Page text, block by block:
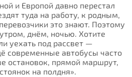
и Европой давно перестал
туда на работу, к родным,
это знают. Поэтому
днём, ночью. Хотите
уехать под рассвет —
современные автобусы часто
остановок, прямой маршрут,
на полдня».